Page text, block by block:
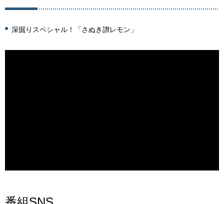
深掘りスペシャル！「さぬき讃レモン」